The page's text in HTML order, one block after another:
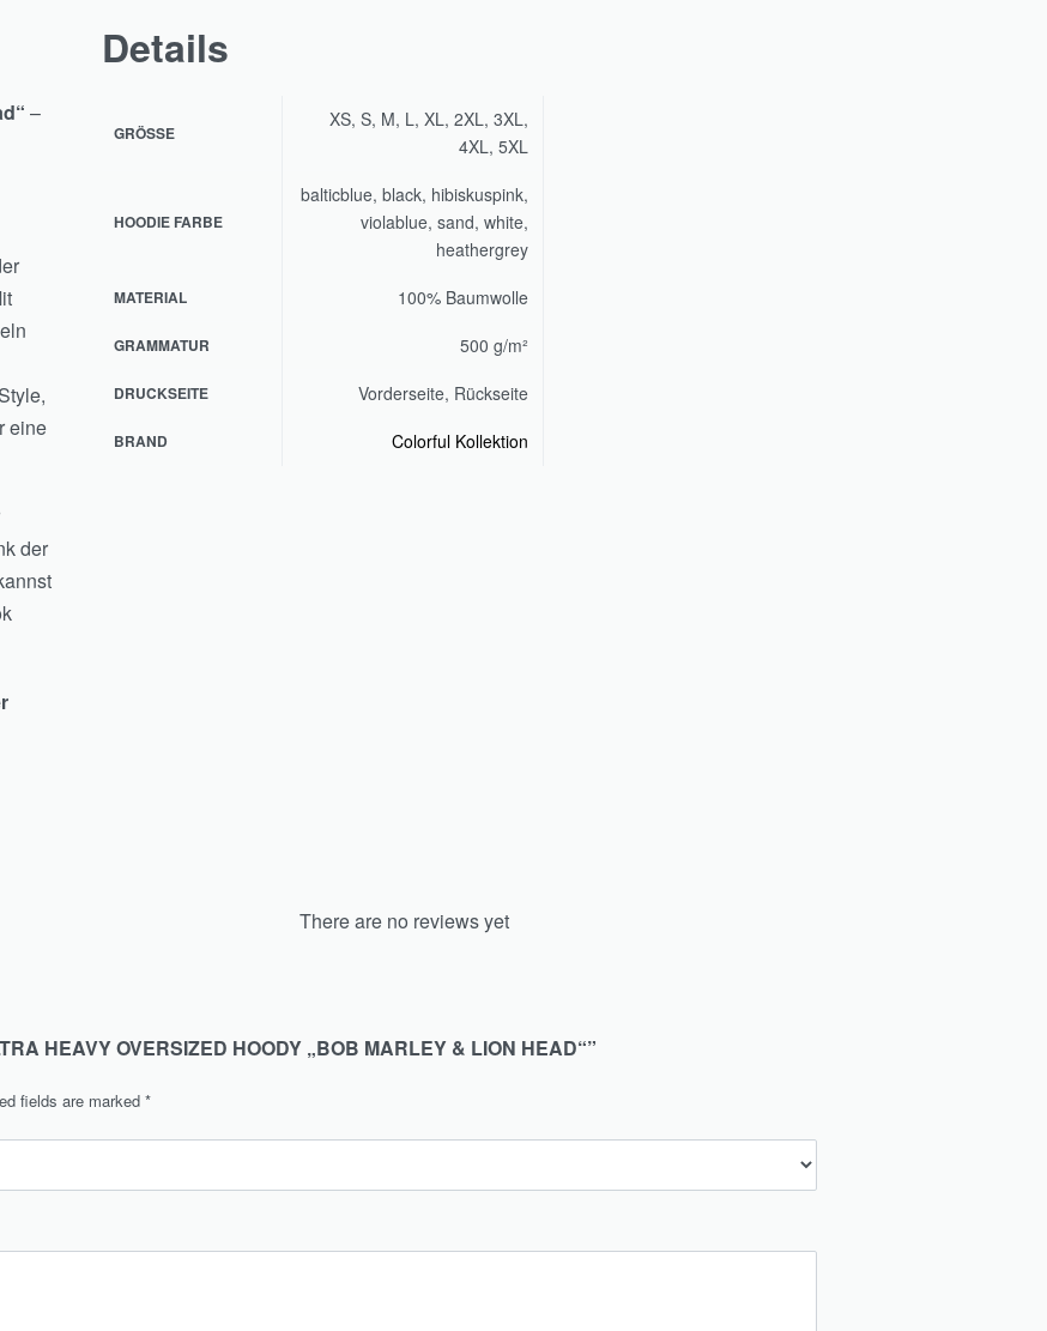
–
eine
der
Details
GRÖSSE
XS, S, M, L, XL, 2XL, 3XL,
4XL, 5XL
HOODIE FARBE
balticblue, black, hibiskuspink,
violablue, sand, white,
heathergrey
MATERIAL 100% Baumwolle
GRAMMATUR 500 g/m²
DRUCKSEITE Vorderseite, Rückseite
BRAND Colorful Kollektion
There are no reviews yet
HEAVY OVERSIZED HOODY „BOB MARLEY & LION HEAD“”
fields are marked *